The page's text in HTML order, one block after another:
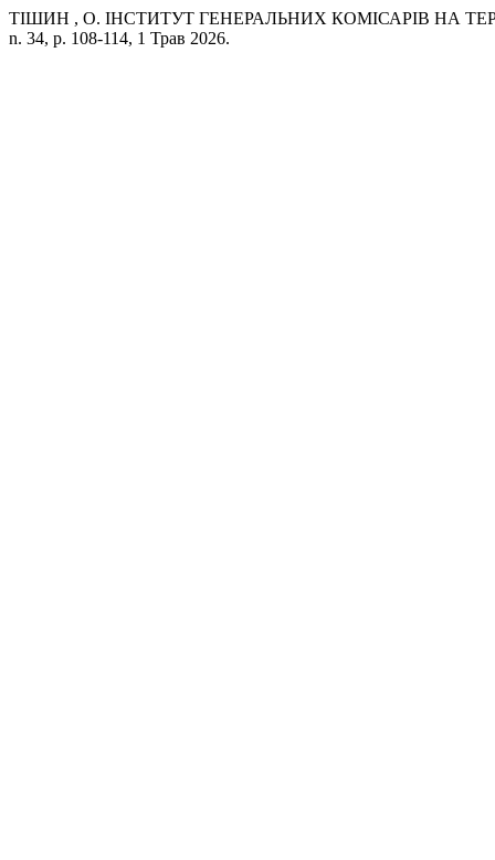
ТІШИН , О. ІНСТИТУТ ГЕНЕРАЛЬНИХ КОМІСАРІВ НА
n. 34, p. 108-114, 1 Трав 2026.